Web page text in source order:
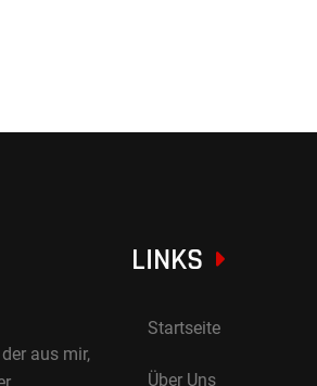
aus mir,
LINKS
Startseite
Über Uns